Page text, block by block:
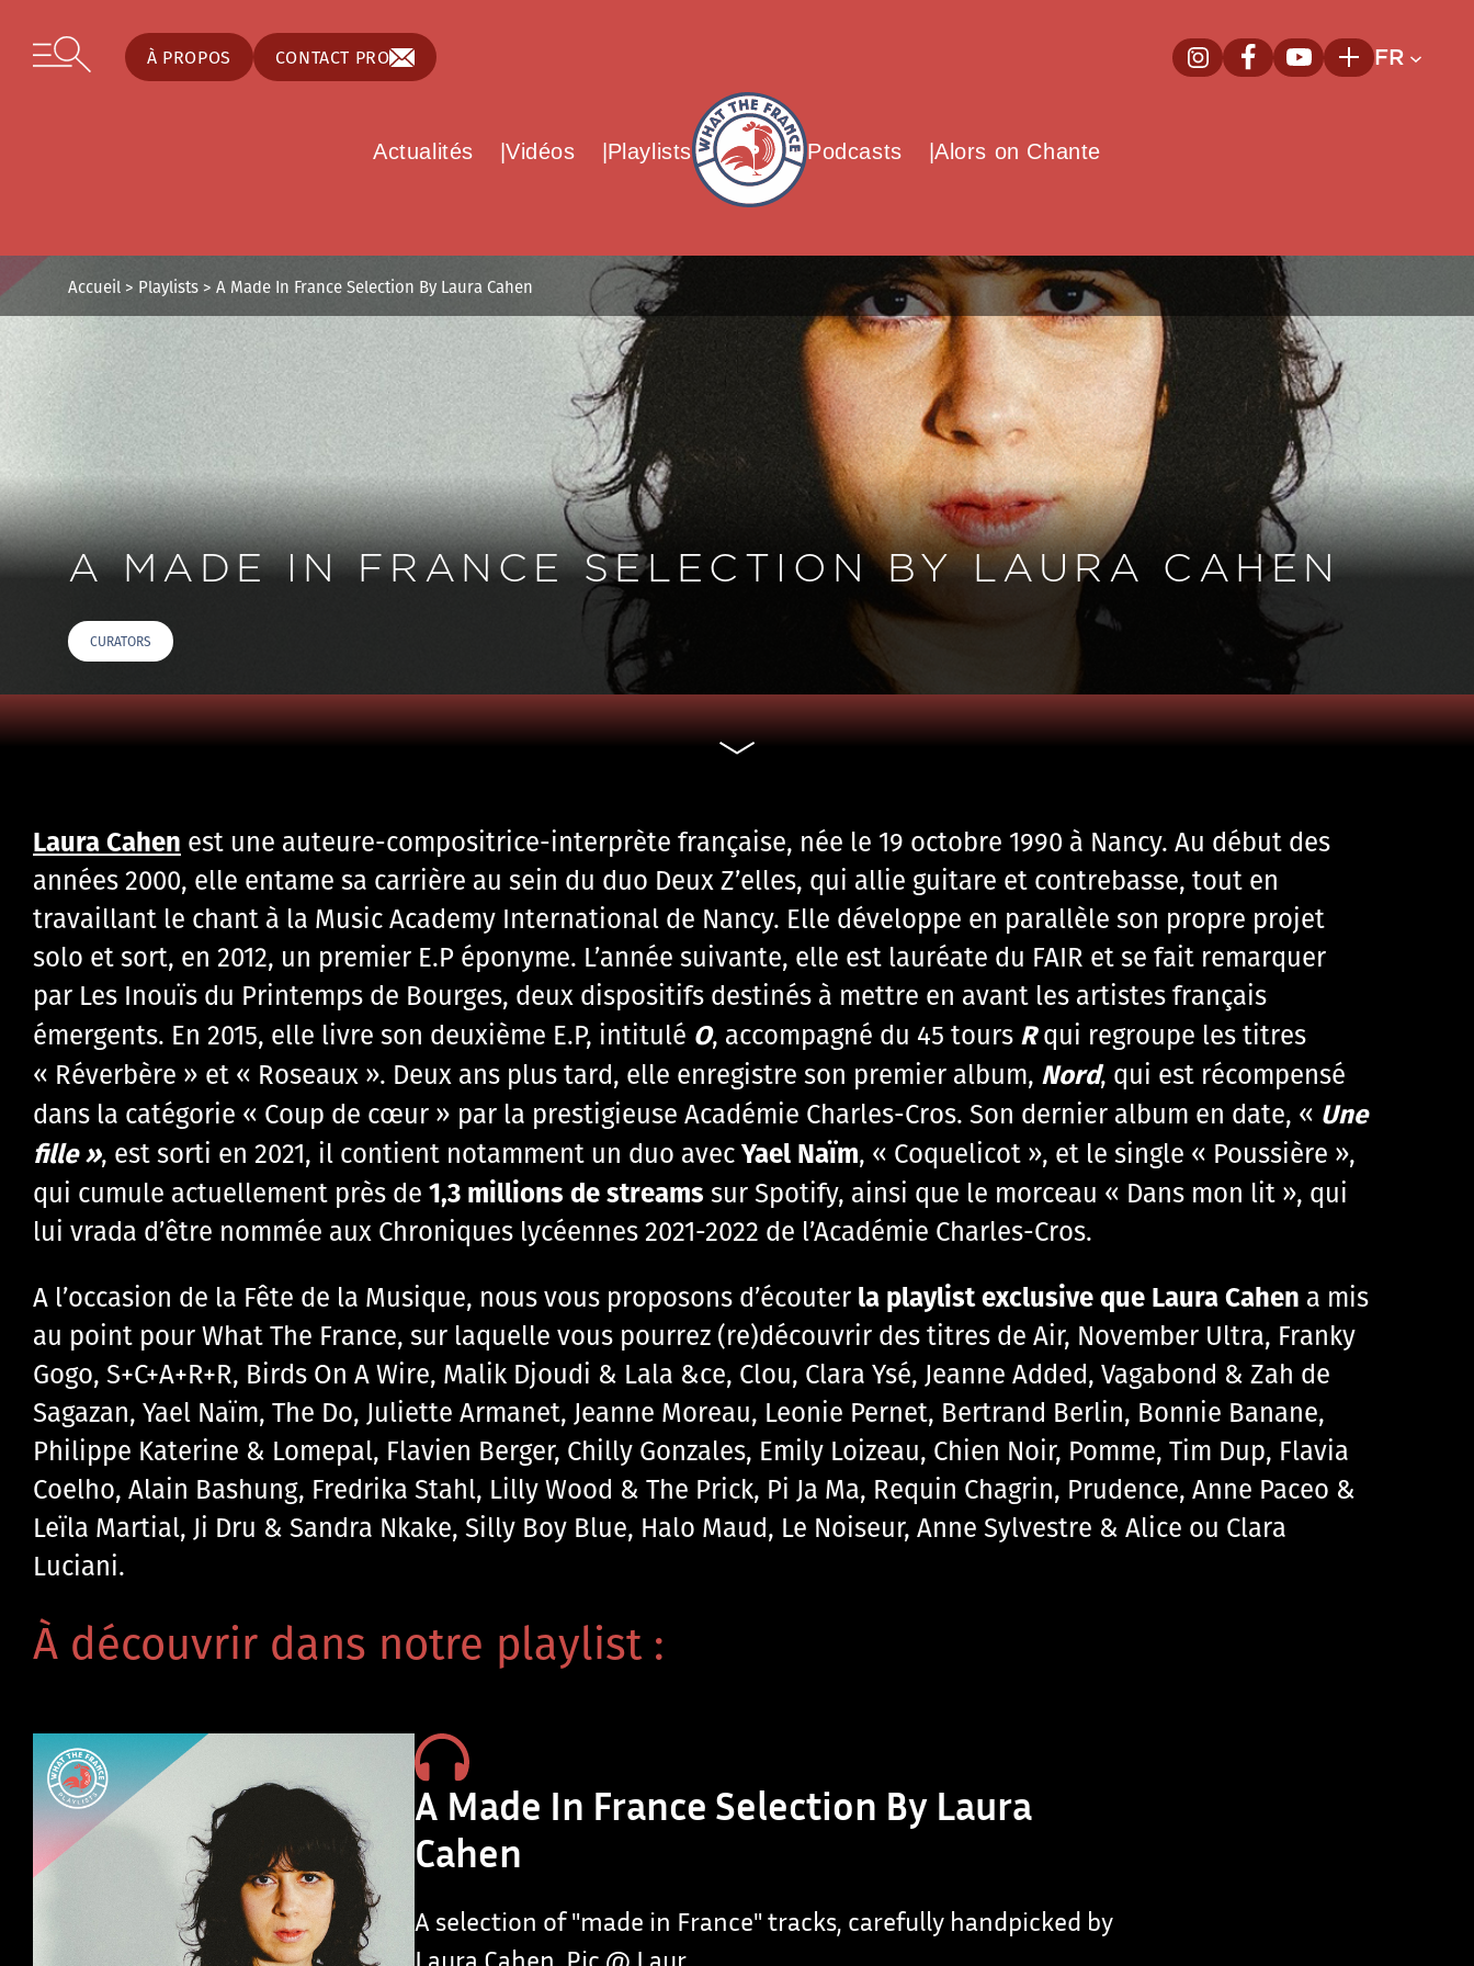
Skip to content
Open secondary menu
À PROPOS CONTACT PRO InstagramNouvelle fenêtre
FacebookNouvelle fenêtre
YoutubeNouvelle
PlusFR
Actualités Vidéos Playlists
What The France – Back to homepage
Podcasts Alors on Chante
Accueil > Playlists > A Made In France Selection By Laura Cahen
A MADE IN FRANCE SELECTION BY LAURA CAHEN
CURATORS
Laura Cahen est une auteure-compositrice-interprète française, née le 19 octobre 1990 à Nancy. Au début des
années 2000, elle entame sa carrière au sein du duo Deux Z’elles, qui allie guitare et contrebasse, tout en
travaillant le chant à la Music Academy International de Nancy. Elle développe en parallèle son propre projet
solo et sort, en 2012, un premier E.P éponyme. L’année suivante, elle est lauréate du FAIR et se fait remarquer
par Les Inouïs du Printemps de Bourges, deux dispositifs destinés à mettre en avant les artistes français
émergents. En 2015, elle livre son deuxième E.P, intitulé O, accompagné du 45 tours Rqui regroupe les titres
« Réverbère » et « Roseaux ». Deux ans plus tard, elle enregistre son premier album, Nord, qui est récompensé
dans la catégorie « Coup de cœur » par la prestigieuse Académie Charles-Cros. Son dernier album en date, « Une
fille », est sorti en 2021, il contient notamment un duo avecYael Naïm, « Coquelicot », et le single « Poussière »,
qui cumule actuellement près de 1,3 millions de streams sur Spotify, ainsi que le morceau « Dans mon lit », qui
lui vrada d’être nommée aux Chroniques lycéennes 2021-2022 de l’Académie Charles-Cros.
A l’occasion de la Fête de la Musique, nous vous proposons d’écouter la playlist exclusive que Laura Cahen a mis
au point pour What The France, sur laquelle vous pourrez (re)découvrir des titres de Air, November Ultra, Franky
Gogo, S+C+A+R+R, Birds On A Wire, Malik Djoudi & Lala &ce, Clou, Clara Ysé, Jeanne Added, Vagabond & Zah de
Sagazan, Yael Naïm, The Do, Juliette Armanet, Jeanne Moreau, Leonie Pernet, Bertrand Berlin, Bonnie Banane,
Philippe Katerine & Lomepal, Flavien Berger, Chilly Gonzales, Emily Loizeau, Chien Noir, Pomme, Tim Dup, Flavia
Coelho, Alain Bashung, Fredrika Stahl, Lilly Wood & The Prick, Pi Ja Ma, Requin Chagrin, Prudence, Anne Paceo &
Leïla Martial, Ji Dru & Sandra Nkake, Silly Boy Blue, Halo Maud, Le Noiseur, Anne Sylvestre & Alice ou Clara
Luciani.
À découvrir dans notre playlist :
A Made In France Selection By Laura
Cahen
A selection of "made in France" tracks, carefully handpicked by